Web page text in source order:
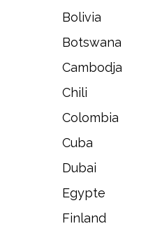
Bolivia
Botswana
Cambodja
Chili
Colombia
Cuba
Dubai
Egypte
Finland